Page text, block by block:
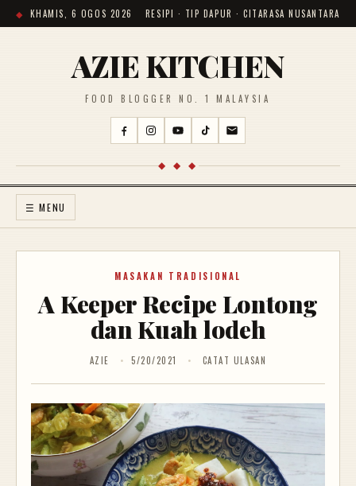
KHAMIS, 6 OGOS 2026 RESIPI · TIP DAPUR · CITARASA NUSANTARA
AZIE KITCHEN
FOOD BLOGGER NO. 1 MALAYSIA
◆ ◆ ◆
☰ MENU
MASAKAN TRADISIONAL
A Keeper Recipe Lontong
dan Kuah lodeh
AZIE 5/20/2021 CATAT ULASAN